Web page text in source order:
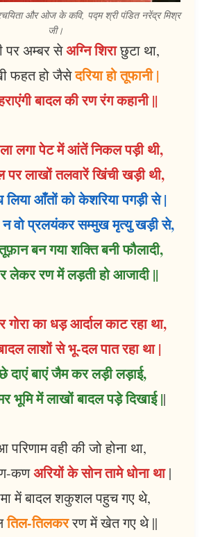
और ओज के कवि, पद्म श्री पंडित नरेंद्र मिश्र
जी।
पर अम्बर सेअग्नि शिराछुटा था,
फहत हो जैसेदरिया हो तूफानी |
बादल की रण रंग कहानी ||
लगा पेट में आंतें निकल पड़ी थी,
पर लाखों तलवारें खिंची खड़ी थी,
आँतों को केशरिया पगड़ी से |
न वो प्रलयंकर सम्मुख मृत्यु खड़ी से,
बन गया शक्ति बनी फौलादी,
लेकर रण में लड़ती हो आजादी ||
गोरा का धड़ आर्दाल काट रहा था,
लाशों से भू-दल पात रहा था |
दाएं बाएं जैम कर लड़ी लड़ाई,
भूमि में लाखों बादल पड़े दिखाई ||
वही की जो होना था,
कणअरियों के सोन तामे धोना था|
में बादल शकुशल पहुच गए थे,
तिल-तिलकररण में खेत गए थे ||